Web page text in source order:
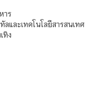
าร
และเทคโนโลยีสารสนเทศ
ทิง